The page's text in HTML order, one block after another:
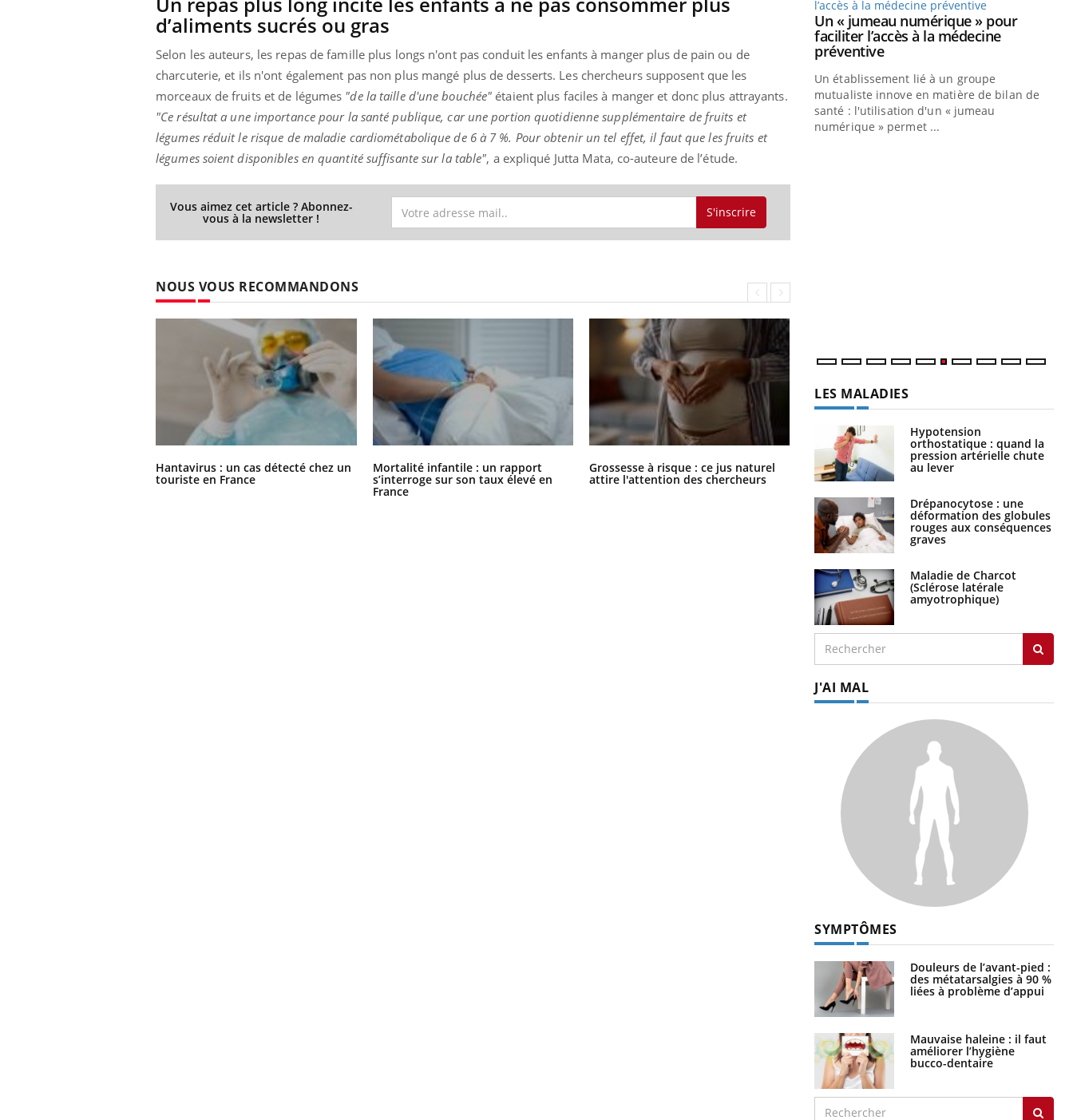
d’aliments sucrés ou gras
Selon les auteurs, les repas de famille plus longs n'ont pas conduit les enfants à manger plus de pain ou de
charcuterie, et ils n'ont également pas non plus mangé plus de desserts. Les chercheurs supposent que les
morceaux de fruits et de légumes "de la taille d'une bouchée" étaient plus faciles à manger et donc plus attrayants.
"Ce résultat a une importance pour la santé publique, car une portion quotidienne supplémentaire de fruits et
légumes réduit le risque de maladie cardiométabolique de 6 à 7 %. Pour obtenir un tel effet, il faut que les fruits et
légumes soient disponibles en quantité suffisante sur la table", a expliqué Jutta Mata, co-auteure de l’étude.
Vous aimez cet article ? Abonnez-
vous à la newsletter ! S'inscrire
NOUS VOUS RECOMMANDONS
Hantavirus : un cas détecté chez un
touriste en France
Mortalité infantile : un rapport
s’interroge sur son taux élevé en
France
Grossesse à risque : ce jus naturel
attire l'attention des chercheurs
Comment oublier les écrans en
vacances ?
Insuline & Charge mentale : et si on
osait en parler?? Youtube
En 2026, l'insuline dans le diabète de type 2
reste entourée d'idées reçues chez les
patients comme parfois chez les soignants.
Youtube
Eczéma Chronique des Mains : se
préparer pour l’été !
L'été arrive… et avec lui, un tout nouveau
rythme de vie ! Vacances, plage, piscine,
soleil, activités en plein air… Nos mains
sont ...
Youtube
Diabète & Ramadan 2026
nombreuses personnes atteintes de
diabète, c'est une période de questions, de
défis, mais ...
Youtube
Un « jumeau numérique » pour
faciliter l’accès à la médecine
préventiveYoutube
Un établissement lié à un groupe
mutualiste innove en matière de bilan de
santé : l'utilisation d'un « jumeau
numérique » permet ...
LES MALADIES
Hypotension
orthostatique : quand la
pression artérielle chute
au lever
Drépanocytose : une
déformation des globules
rouges aux conséquences
graves
Maladie de Charcot
(Sclérose latérale
amyotrophique)
J'AI MAL
SYMPTÔMES
Douleurs de l’avant-pied :
des métatarsalgies à 90 %
liées à problème d’appui
Mauvaise haleine : il faut
améliorer l’hygiène
bucco-dentaire